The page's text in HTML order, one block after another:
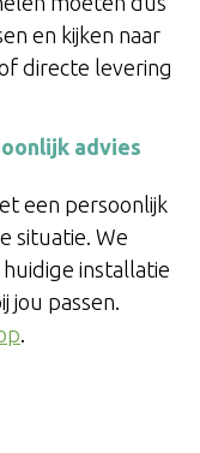
en kijken naar
directe levering
advies
een persoonlijk
situatie. We
installatie
jou passen.
.